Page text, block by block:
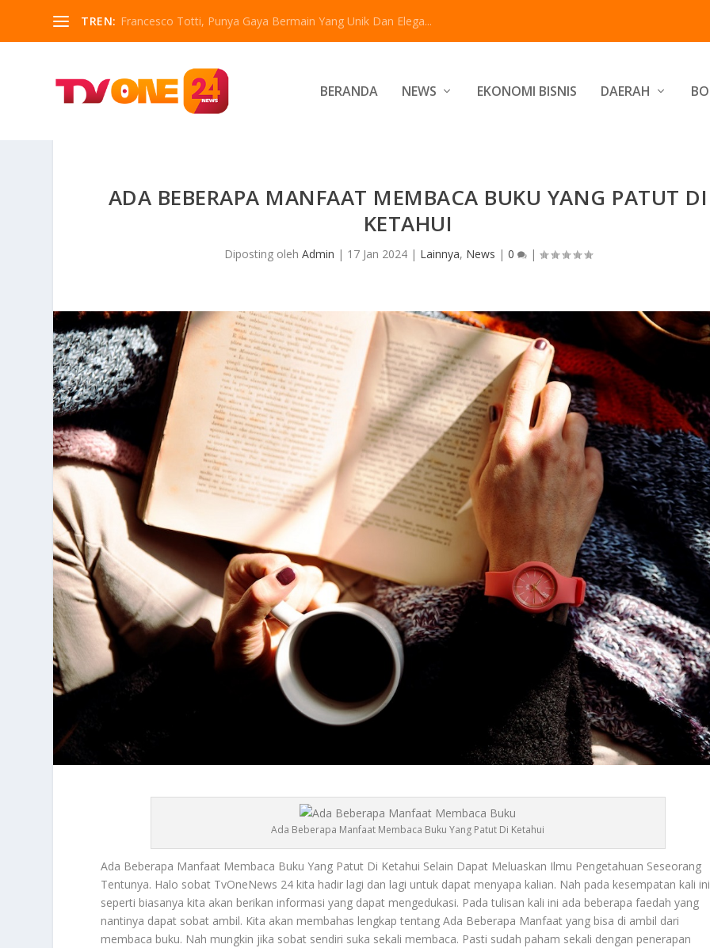
TREN: Francesco Totti, Punya Gaya Bermain Yang Unik Dan Elega...
BERANDA NEWS EKONOMI BISNIS DAERAH
ADA BEBERAPA MANFAAT MEMBACA BUKU YANG PATUT DI
KETAHUI
Diposting oleh Admin | 17 Jan 2024| Lainnya, News | 0 |
Ada Beberapa Manfaat Membaca Buku Yang Patut Di Ketahui
Ada Beberapa Manfaat Membaca Buku Yang Patut Di Ketahui Selain Dapat Meluaskan Ilmu Pengetahuan Seseorang
Tentunya. Halo sobat TvOneNews 24 kita hadir lagi dan lagi untuk dapat menyapa kalian. Nah pada kesempatan kali ini
seperti biasanya kita akan berikan informasi yang dapat mengedukasi. Pada tulisan kali ini ada beberapa faedah yang
nantinya dapat sobat ambil. Kita akan membahas lengkap tentangAda Beberapa Manfaat yang bisa di ambil dari
membaca buku. Nah mungkin jika sobat sendiri suka sekali membaca. Pasti sudah paham sekali dengan penerapan